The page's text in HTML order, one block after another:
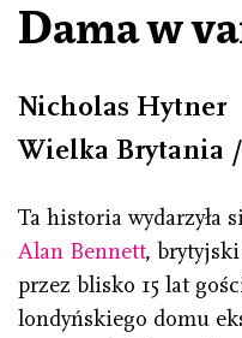
Dama w
Nicholas Hytner
Wielka Brytania
Ta historia wydarzyła
Alan Bennett,
przez blisko 15 lat
londyńskiego domu